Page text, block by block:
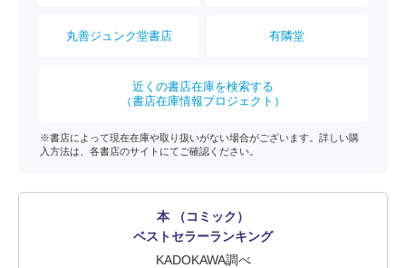
丸善ジュンク堂書店 有隣堂
近くの書店在庫を検索する
（書店在庫情報プロジェクト）
※書店によって現在在庫や取り扱いがない場合がございます。詳しい購
入方法は、各書店のサイトにてご確認ください。
本 （コミック）
ベストセラーランキング
KADOKAWA調べ